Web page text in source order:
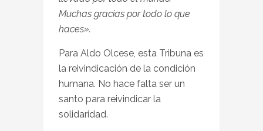
Muchas gracias por todo lo que
haces».
Para Aldo Olcese, esta Tribuna es
la reivindicación de la condición
humana. No hace falta ser un
santo para reivindicar la
solidaridad.